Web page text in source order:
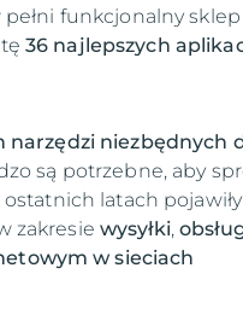
funkcjonalny sklep
36 najlepszych
narzędzi niezbędnych
są potrzebne, aby
latach
zakresie wysyłki,
w sieciach